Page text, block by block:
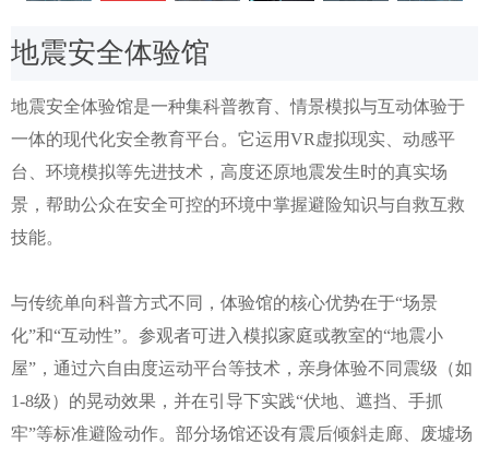
地震安全体验馆
地震安全体验馆是一种集科普教育、情景模拟与互动体验于
一体的现代化安全教育平台。它运用VR虚拟现实、动感平
台、环境模拟等先进技术，高度还原地震发生时的真实场
景，帮助公众在安全可控的环境中掌握避险知识与自救互救
技能。
与传统单向科普方式不同，体验馆的核心优势在于“场景
化”和“互动性”。参观者可进入模拟家庭或教室的“地震小
屋”，通过六自由度运动平台等技术，亲身体验不同震级（如
1-8级）的晃动效果，并在引导下实践“伏地、遮挡、手抓
牢”等标准避险动作。部分场馆还设有震后倾斜走廊、废墟场